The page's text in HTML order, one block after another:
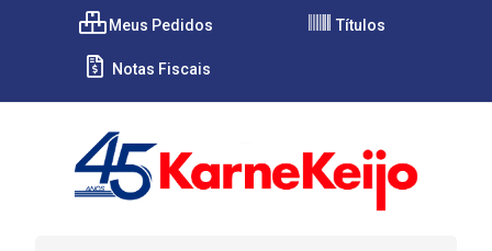
Meus Pedidos Títulos
Notas Fiscais